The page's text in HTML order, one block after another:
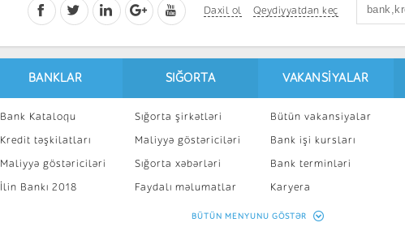
Daxil ol Qeydiyyatdan keç
BANKLAR
Bank Kataloqu
Kredit təşkilatları
Maliyyə göstəriciləri
İlin Bankı 2018
SIĞORTA
Sığorta şirkətləri
Maliyyə göstəriciləri
Sığorta xəbərləri
Faydalı məlumatlar
Sığorta kalkulyatoru
VAKANSIYALAR
Bütün vakansiyalar
Bank işi kursları
Bank terminləri
Karyera
Peşakar inkişaf
BÜTÜN MENYUNU GÖSTƏR